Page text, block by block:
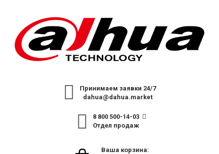
Принимаем заявки 24/7
dahua@dahua.market
8 800 500-14-03
Отдел продаж
Ваша корзина: